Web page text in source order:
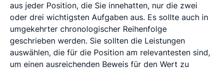
aus jeder Position, die Sie innehatten, nur die zwei
oder drei wichtigsten Aufgaben aus. Es sollte auch in
umgekehrter chronologischer Reihenfolge
geschrieben werden. Sie sollten die Leistungen
auswählen, die für die Position am relevantesten sind,
um einen ausreichenden Beweis für den Wert zu